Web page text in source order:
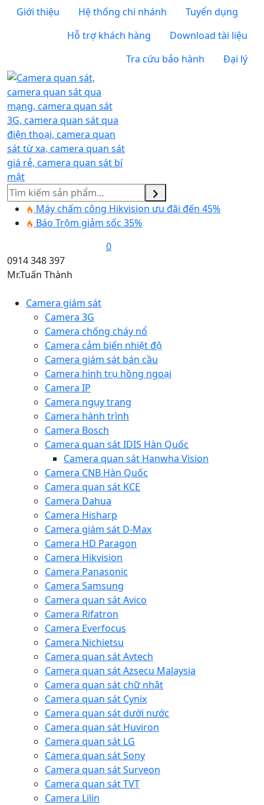
Giới thiệu Hệ thống chi nhánh
Tuyển dụng
Hỗ trợ khách hàng
Download tài liệu
Tra cứu bảo hành
Đại lý
Tìm
kiếm
Máy chấm công Hikvision ưu đãi đến 45%
Báo Trộm giảm sốc 35%
0
0914 348 397
Mr.Tuấn Thành
Camera giám sát
Camera 3G
Camera chống cháy nổ
Camera cảm biến nhiệt độ
Camera giám sát bán cầu
Camera hình trụ hồng ngoại
Camera IP
Camera ngụy trang
Camera hành trình
Camera Bosch
Camera quan sát IDIS Hàn Quốc
Camera quan sát Hanwha Vision
Camera CNB Hàn Quốc
Camera quan sát KCE
Camera Dahua
Camera Hisharp
Camera giám sát D-Max
Camera HD Paragon
Camera Hikvision
Camera Panasonic
Camera Samsung
Camera quan sát Avico
Camera Rifatron
Camera Everfocus
Camera Nichietsu
Camera quan sát Avtech
Camera quan sát Azsecu Malaysia
Camera quan sát chữ nhật
Camera quan sát Cynix
Camera quan sát dưới nước
Camera quan sát Huviron
Camera quan sát LG
Camera quan sát Sony
Camera quan sát Surveon
Camera quan sát TVT
Camera Lilin